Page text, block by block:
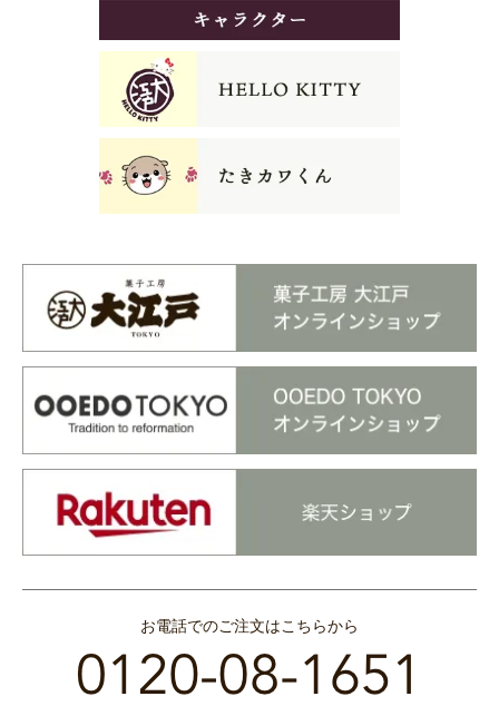
お電話でのご注文はこちらから